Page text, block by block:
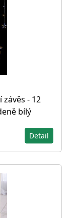
závěs - 12
bílý
Detail